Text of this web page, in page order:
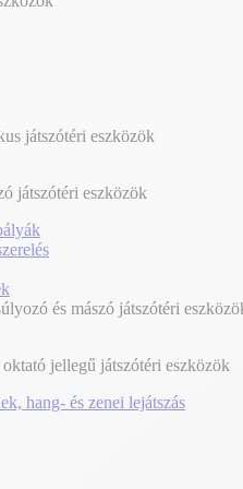
játszótéri eszközök
játszótéri eszközök
és mászó játszótéri
jellegű játszótéri eszközök
hang- és zenei lejátszás